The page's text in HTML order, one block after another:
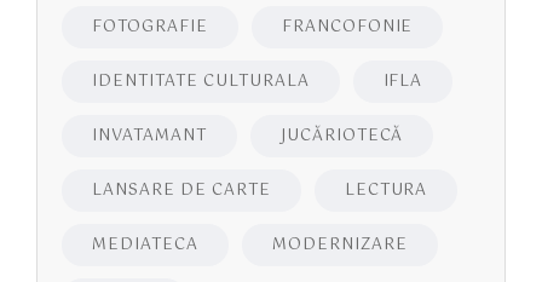
FOTOGRAFIE FRANCOFONIE
IDENTITATE CULTURALA IFLA
INVATAMANT JUCĂRIOTECĂ
LANSARE DE CARTE LECTURA
MEDIATECA MODERNIZARE